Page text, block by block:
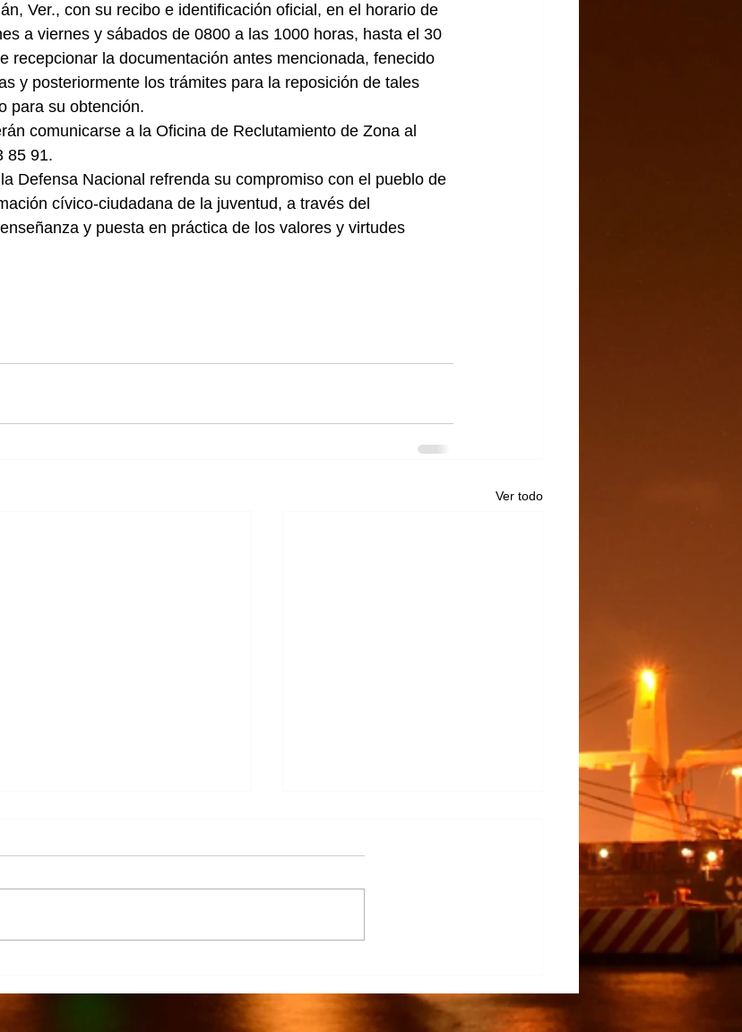
Ver., con su recibo e identificación oficial, en el horario de
a viernes y sábados de 0800 a las 1000 horas, hasta el 30
recepcionar la documentación antes mencionada, fenecido
y posteriormente los trámites para la reposición de tales
para su obtención.
comunicarse a la Oficina de Reclutamiento de Zona al
85 91.
Defensa Nacional refrenda su compromiso con el pueblo de
cívico-ciudadana de la juventud, a través del
y puesta en práctica de los valores y virtudes
Ver todo
caña afectados por el cierre del
Desarrollo del TECNM Virtual